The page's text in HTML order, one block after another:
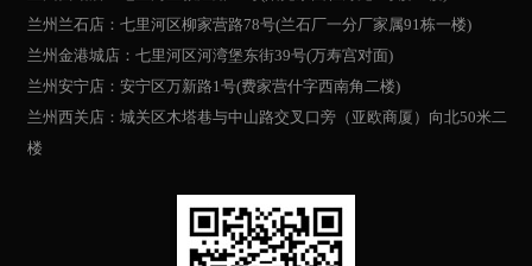
兰州兰石店：七里河区柳家营路78号(兰石厂一分厂家属91栋一楼)
兰州金港城店：七里河区河湾堡东街39号(万寿宫对面)
兰州安宁店：安宁区万新路1号(费家营什字西南角二楼)
兰州西关店：城关区木塔巷与中山路交叉口旁（亚欧商厦）向北50米二
楼